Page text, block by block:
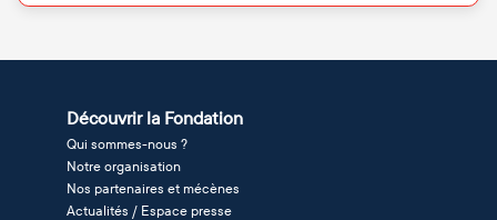
Découvrir la Fondation
Qui sommes-nous ?
Notre organisation
Nos partenaires et mécènes
Actualités / Espace presse